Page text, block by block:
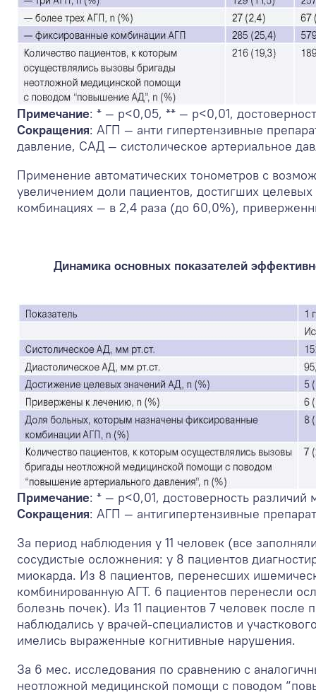
Примечание: * — p<0,05, ** — p<0,01,
Сокращения: АГП — анти гипертензивные
давление, САД — систолическое артериальное
Применение автоматических тонометров с
увеличением доли пациентов, достигших
комбинациях — в 2,4 раза (до 60,0%),
Динамика основных показателей
Примечание: * — p<0,01, достоверность
Сокращения: АГП — антигипертензивные
За период наблюдения у 11 человек (все
сосудистые осложнения: у 8 пациентов
миокарда. Из 8 пациентов, перенесших
комбинированную АГТ. 6 пациентов перенесли
болезнь почек). Из 11 пациентов 7 человек
наблюдались у врачей-специалистов и
имелись выраженные когнитивные нарушения.
За 6 мес. исследования по сравнению с
неотложной медицинской помощи с поводом